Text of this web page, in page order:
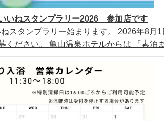
いねスタンプラリー2026 参加店です
スタンプラリー始まります。 2026年8月
ください。 亀山温泉ホテルからは 『素泊